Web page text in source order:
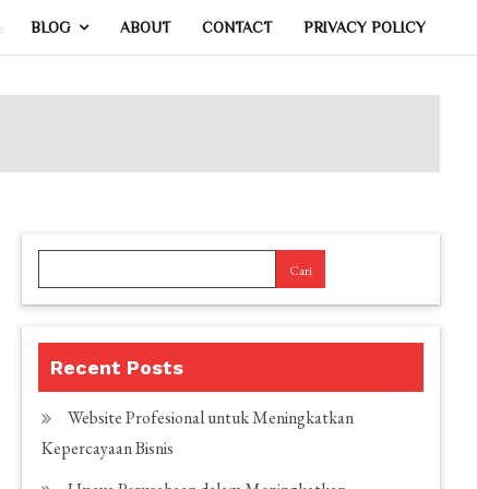
BLOG ABOUT CONTACT PRIVACY POLICY
Cari
Recent Posts
Website Profesional untuk Meningkatkan
Kepercayaan Bisnis